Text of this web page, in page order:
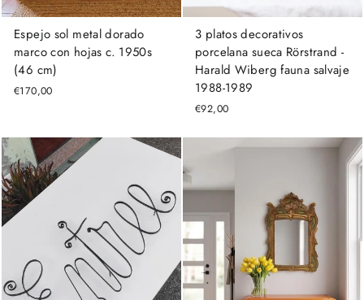
Espejo sol metal dorado
marco con hojas c. 1950s
(46 cm)
€170,00
3 platos decorativos
porcelana sueca Rörstrand -
Harald Wiberg fauna salvaje
1988-1989
€92,00